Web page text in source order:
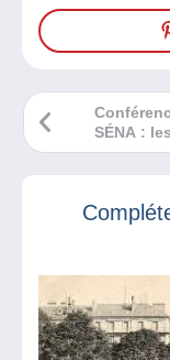
SÉNA : les